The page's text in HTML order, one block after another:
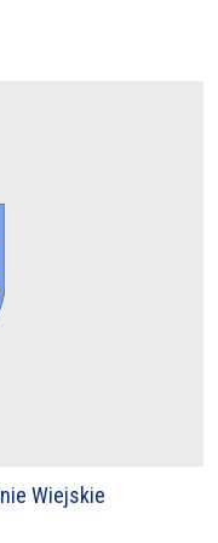
Wiejskie